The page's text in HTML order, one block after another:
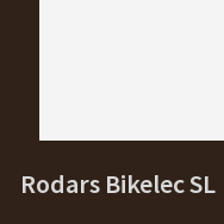
Rodars Bikelec SL